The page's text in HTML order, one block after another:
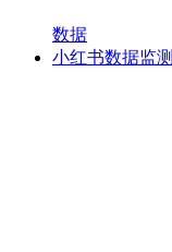
数据
小红书数据监